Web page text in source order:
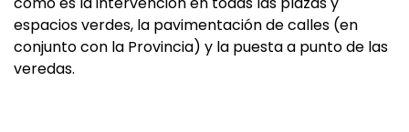
espacios verdes, la pavimentación de calles (en
conjunto con la Provincia) y la puesta a punto de las
veredas.